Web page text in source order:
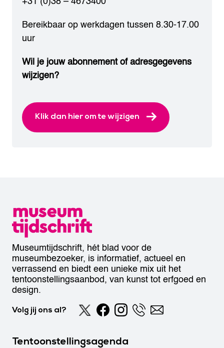
Bereikbaar op werkdagen tussen 8.30-17.00
uur
Wil je jouw abonnement of adresgegevens
wijzigen?
Klik dan hier om te wijzigen
Museumtijdschrift, hét blad voor de
museumbezoeker, is informatief, actueel en
verrassend en biedt een unieke mix uit het
tentoonstellingsaanbod, van kunst tot erfgoed en
design.
Volg jij ons al?
Tentoonstellingsagenda